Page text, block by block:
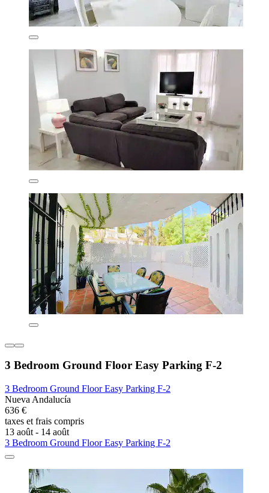
3 Bedroom Ground Floor Easy Parking F-2
3 Bedroom Ground Floor Easy Parking F-2
Nueva Andalucía
636 €
taxes et frais compris
13 août - 14 août
3 Bedroom Ground Floor Easy Parking F-2